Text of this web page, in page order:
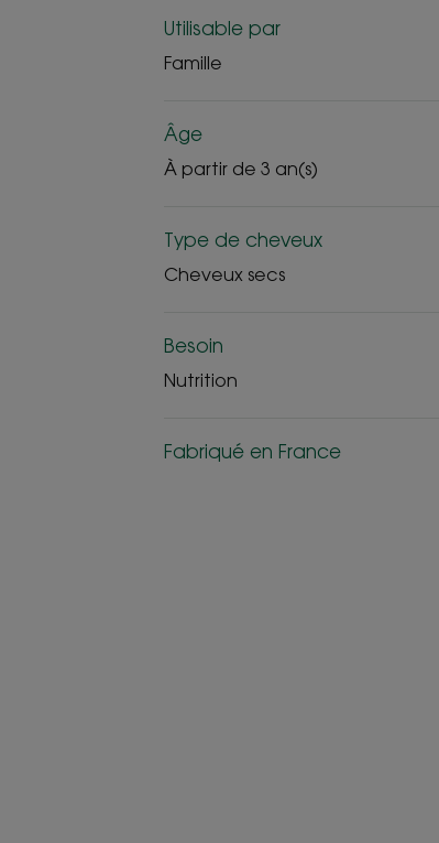
Utilisable par
Famille
Âge
À partir de 3 an(s)
Type de cheveux
Cheveux secs
Besoin
Nutrition
Fabriqué en France